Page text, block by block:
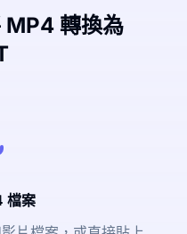
MP4 轉換為
檔案